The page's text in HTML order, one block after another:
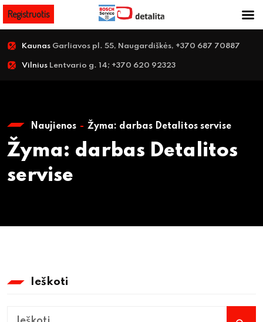
Kaunas Garliavos pl. 55, Naugardiškės, +370 687 70887
Vilnius Lentvario g. 14; +370 620 92323
Naujienos Žyma: darbas Detalitos servise
Žyma: darbas Detalitos
servise
Ieškoti
Registruotis